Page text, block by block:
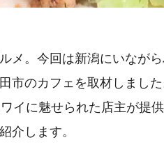
メ。今回は新潟にいなが
市のカフェを取材しまし
イに魅せられた店主が提供
介します。